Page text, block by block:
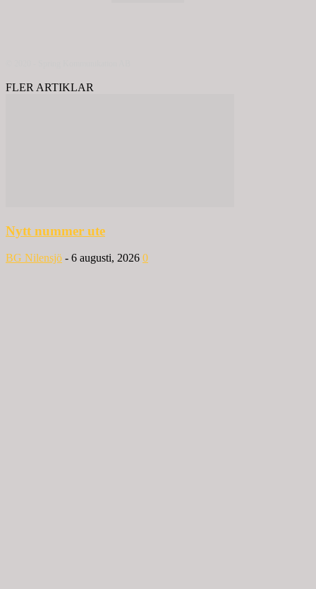
FLER ARTIKLAR
Nytt nummer ute
BG Nilensjö - 6 augusti, 2026 0